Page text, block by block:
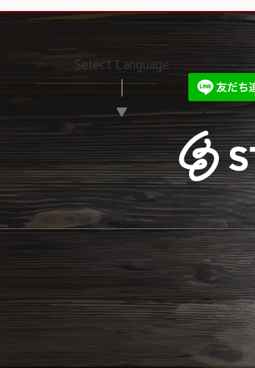
Select Language
▼